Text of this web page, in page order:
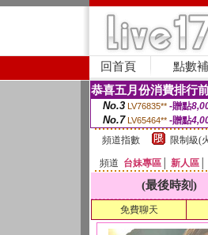
回首頁 點數
恭喜五月份消費排行
No.3 LV76835** -贈點
No.7 LV65464** -贈點
頻道指數
限制級(
頻道 台妹專區 新人區
(最後時刻)
免費聊天